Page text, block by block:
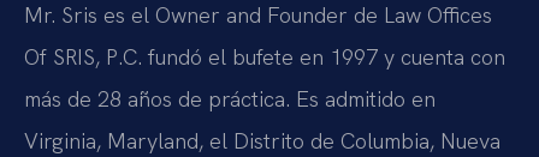
Mr. Sris es el Owner and Founder de Law Offices
Of SRIS, P.C. fundó el bufete en 1997 y cuenta con
más de 28 años de práctica. Es admitido en
Virginia, Maryland, el Distrito de Columbia, Nueva